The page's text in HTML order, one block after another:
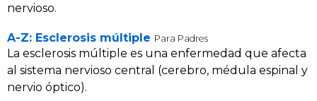
nervioso.
A-Z: Esclerosis múltiple Para Padres
La esclerosis múltiple es una enfermedad que afecta
al sistema nervioso central (cerebro, médula espinal y
nervio óptico).